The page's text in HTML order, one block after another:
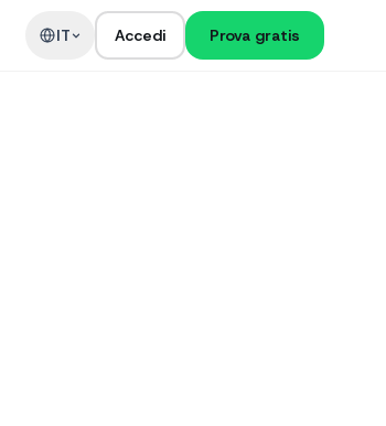
IT Accedi Prova gratis